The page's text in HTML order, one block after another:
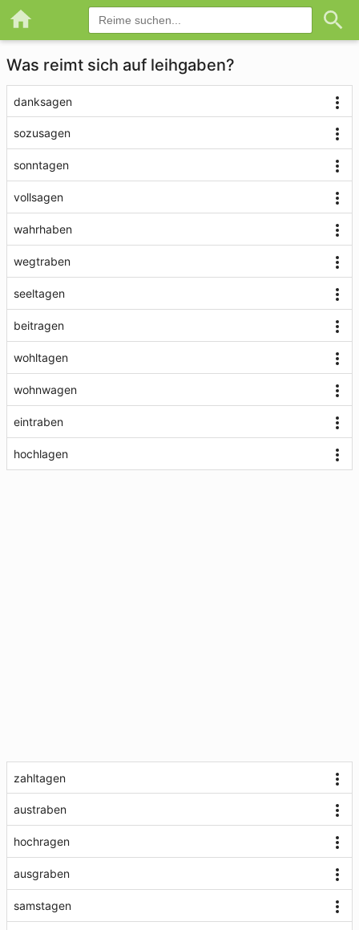
Was reimt sich auf leihgaben?
danksagen
sozusagen
sonntagen
vollsagen
wahrhaben
wegtraben
seeltagen
beitragen
wohltagen
wohnwagen
eintraben
hochlagen
zahltagen
austraben
hochragen
ausgraben
samstagen